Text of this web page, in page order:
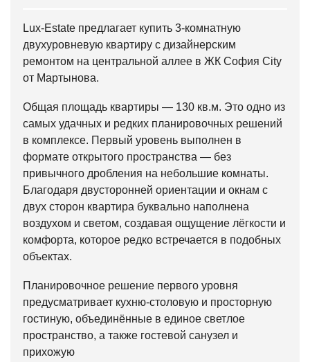
Lux-Estate предлагает купить 3-комнатную
двухуровневую квартиру с дизайнерским
ремонтом на центральной аллее в ЖК София City
от Мартынова.
Общая площадь квартиры — 130 кв.м. Это одно из
самых удачных и редких планировочных решений
в комплексе. Первый уровень выполнен в
формате открытого пространства — без
привычного дробления на небольшие комнаты.
Благодаря двусторонней ориентации и окнам с
двух сторон квартира буквально наполнена
воздухом и светом, создавая ощущение лёгкости и
комфорта, которое редко встречается в подобных
объектах.
Планировочное решение первого уровня
предусматривает кухню-столовую и просторную
гостиную, объединённые в единое светлое
пространство, а также гостевой санузел и
прихожую